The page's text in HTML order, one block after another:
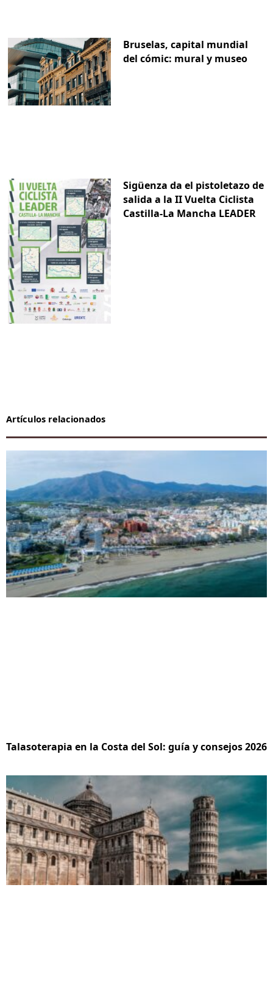
Bruselas, capital mundial
del cómic: mural y museo
Sigüenza da el pistoletazo de
salida a la II Vuelta Ciclista
Castilla-La Mancha LEADER
Artículos relacionados
Talasoterapia en la Costa del Sol: guía y consejos 2026